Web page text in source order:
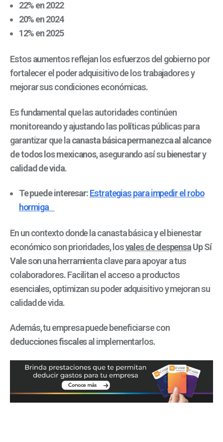
22% en 2022
20% en 2024
12% en 2025
Estos aumentos reflejan los esfuerzos del gobierno por
fortalecer el poder adquisitivo de los trabajadores y
mejorar sus condiciones económicas.
Es fundamental que las autoridades continúen
monitoreando y ajustando las políticas públicas para
garantizar que lacanasta básicapermanezca al alcance
de todos los mexicanos, asegurando así subienestary
calidad de vida.
Te puede interesar:Estrategias para impedir el robo
hormiga
En un contexto donde la canasta básica y el bienestar
económico son prioridades, losvales de despensaUp Sí
Valeson una herramienta clave para apoyar a tus
colaboradores. Facilitan el acceso a productos
esenciales, optimizan su poder adquisitivo y mejoran su
calidad de vida.
Además, tu empresa puede beneficiarse con
deducciones fiscalesal implementarlos.